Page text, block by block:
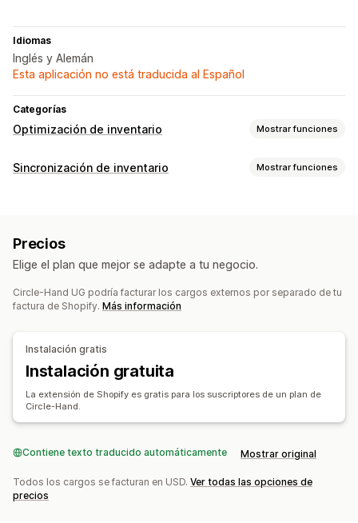
Idiomas
Inglés y Alemán
Esta aplicación no está traducida al Español
Categorías
Optimización de inventario Mostrar funciones
Gestión de inventario
Actualizaciones en tiempo real
Planificación de inventario Optimización de IA
Automatización del flujo de trabajo
Multicanal
Devoluciones
Procesamiento automático
Notificaciones e informes y estadísticas
Notificaciones de reposición
Informes personalizados Información útil
Notificaciones de correo electrónico
Informes y estadísticas
Sincronización de inventario Mostrar funciones
Códigos de barras
Automático
Manual Masivo En tiempo real
Notificaciones e informes
Alertas de existencias bajas
Importación y exportación de datos
Métricas de rendimiento Estado en tiempo real
Precios
Elige el plan que mejor se adapte a tu negocio.
Circle-Hand UG podría facturar los cargos externos por separado de tu
factura de Shopify. Más información
Instalación gratis
Instalación gratuita
La extensión de Shopify es gratis para los suscriptores de un plan de
Circle-Hand.
Contiene texto traducido automáticamente Mostrar original
Todos los cargos se facturan en USD. Ver todas las opciones de
precios